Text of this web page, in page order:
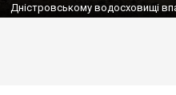
Дністровському водосховищі